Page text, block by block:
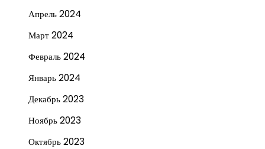
Апрель 2024
Март 2024
Февраль 2024
Январь 2024
Декабрь 2023
Ноябрь 2023
Октябрь 2023